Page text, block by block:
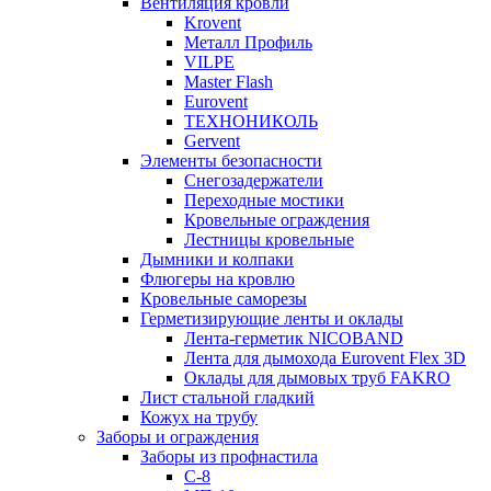
Krovent
Металл Профиль
VILPE
Master Flash
Eurovent
ТЕХНОНИКОЛЬ
Gervent
Элементы безопасности
Снегозадержатели
Переходные мостики
Кровельные ограждения
Лестницы кровельные
Дымники и колпаки
Флюгеры на кровлю
Кровельные саморезы
Герметизирующие ленты и оклады
Лента-герметик NICOBAND
Лента для дымохода Eurovent Flex 3D
Оклады для дымовых труб FAKRO
Лист стальной гладкий
Кожух на трубу
Заборы и ограждения
Заборы из профнастила
С-8